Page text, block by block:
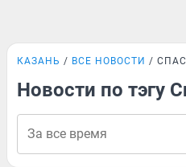
КАЗАНЬ ВСЕ НОВОСТИ
Новости по тэгу